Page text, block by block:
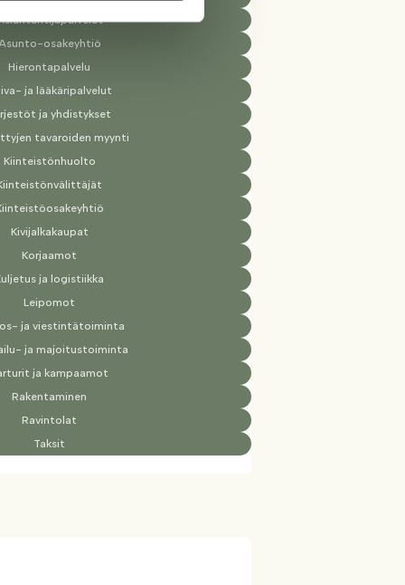
osakeyhtiö
Hierontapalvelu
ja lääkäripalvelut
ja yhdistykset
tavaroiden myynti
Kiinteistönhuolto
Kivijalkakaupat
Korjaamot
ja logistiikka
Leipomot
ja viestintätoiminta
ja majoitustoiminta
ja kampaamot
Rakentaminen
Ravintolat
Taksit